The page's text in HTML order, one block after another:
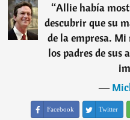
“Allie había
descubrir que su
de la empresa. Mi
los padres de sus
―
Facebook Twitter